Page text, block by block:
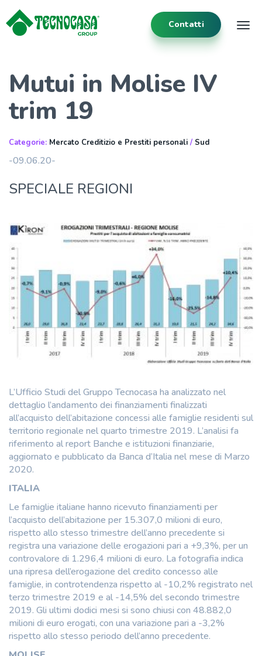
Contatti
Mutui in Molise IV
trim 19
Categorie: Mercato Creditizio e Prestiti personali / Sud
-09.06.20-
SPECIALE REGIONI
L’Ufficio Studi del Gruppo Tecnocasa ha analizzato nel
dettaglio l’andamento dei finanziamenti finalizzati
all’acquisto dell’abitazione concessi alle famiglie residenti sul
territorio regionale nel quarto trimestre 2019. L’analisi fa
riferimento al report Banche e istituzioni finanziarie,
aggiornato e pubblicato da Banca d’Italia nel mese di Marzo
2020.
ITALIA
Le famiglie italiane hanno ricevuto finanziamenti per
l’acquisto dell’abitazione per 15.307,0 milioni di euro,
rispetto allo stesso trimestre dell’anno precedente si
registra una variazione delle erogazioni pari a +9,3%, per un
controvalore di 1.296,4 milioni di euro. La fotografia indica
una ripresa dell’erogazione del credito concesso alle
famiglie, in controtendenza rispetto al -10,2% registrato nel
terzo trimestre 2019 e al -14,5% del secondo trimestre
2019. Gli ultimi dodici mesi si sono chiusi con 48.882,0
milioni di euro erogati, con una variazione pari a -3,2%
rispetto allo stesso periodo dell’anno precedente.